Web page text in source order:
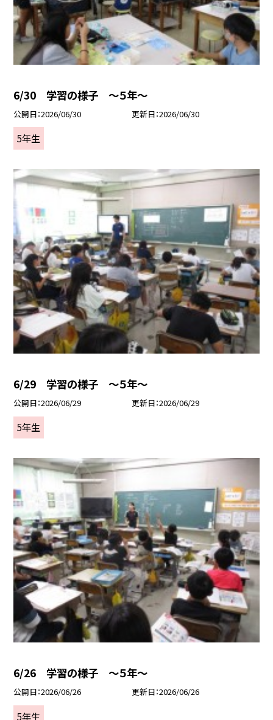
6/30 学習の様子 ～５年～
公開日 2026/06/30 更新日 2026/06/30
5年生
6/29 学習の様子 ～５年～
公開日 2026/06/29 更新日 2026/06/29
5年生
6/26 学習の様子 ～５年～
公開日 2026/06/26 更新日 2026/06/26
5年生